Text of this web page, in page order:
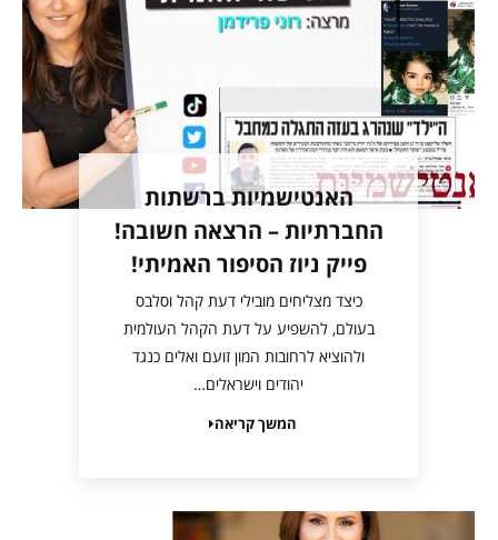
האנטישמיות ברשתות
החברתיות – הרצאה חשובה!
פייק ניוז הסיפור האמיתי!
כיצד מצליחים מובילי דעת קהל וסלבס
בעולם, להשפיע על דעת הקהל העולמית
ולהוציא לרחובות המון זועם ואלים כנגד
יהודים וישראלים…
המשך קריאה